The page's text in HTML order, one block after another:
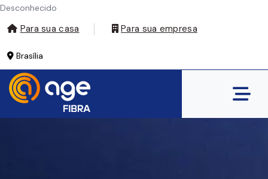
Desconhecido
Para sua casa Para sua empresa
Brasília